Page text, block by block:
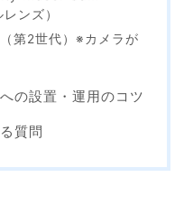
ンズ）
第2世代）※カメラが
の設置・運用のコツ
質問